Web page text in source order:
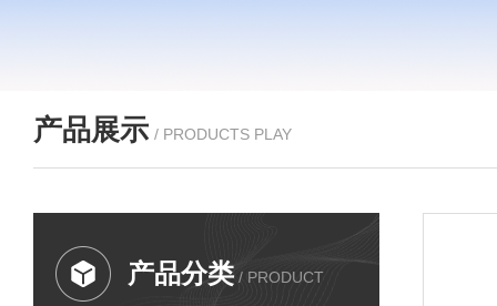
产品展示 / PRODUCTS PLAY
产品分类 / PRODUCT